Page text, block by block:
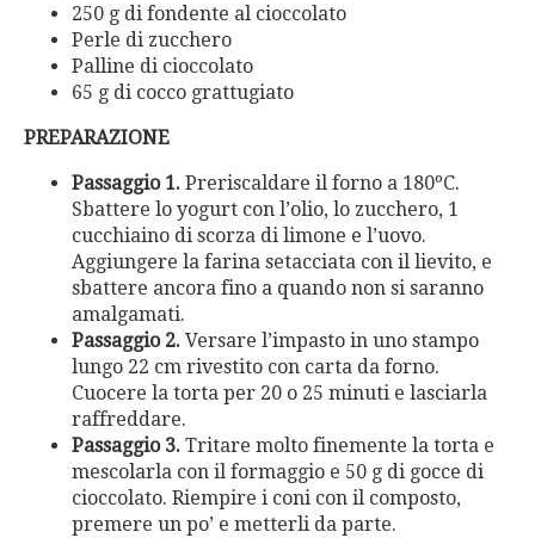
250 g di fondente al cioccolato
Perle di zucchero
Palline di cioccolato
65 g di cocco grattugiato
PREPARAZIONE
Passaggio 1. Preriscaldare il forno a 180ºC.
Sbattere lo yogurt con l’olio, lo zucchero, 1
cucchiaino di scorza di limone e l’uovo.
Aggiungere la farina setacciata con il lievito, e
sbattere ancora fino a quando non si saranno
amalgamati.
Passaggio 2. Versare l’impasto in uno stampo
lungo 22 cm rivestito con carta da forno.
Cuocere la torta per 20 o 25 minuti e lasciarla
raffreddare.
Passaggio 3. Tritare molto finemente la torta e
mescolarla con il formaggio e 50 g di gocce di
cioccolato. Riempire i coni con il composto,
premere un po’ e metterli da parte.